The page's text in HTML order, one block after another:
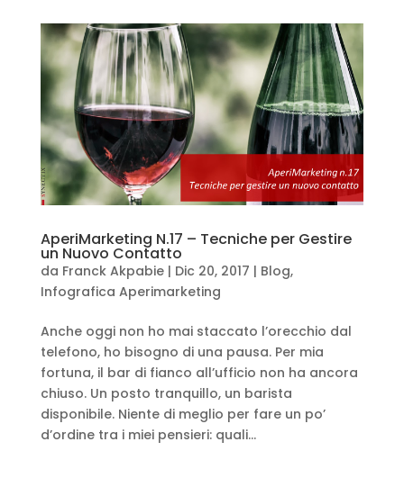
AperiMarketing N.17 – Tecniche per Gestire
un Nuovo Contatto
da Franck Akpabie| Dic 20, 2017 | Blog,
Infografica Aperimarketing
Anche oggi non ho mai staccato l’orecchio dal
telefono, ho bisogno di una pausa. Per mia
fortuna, il bar di fianco all’ufficio non ha ancora
chiuso. Un posto tranquillo, un barista
disponibile. Niente di meglio per fare un po’
d’ordine tra i miei pensieri: quali...